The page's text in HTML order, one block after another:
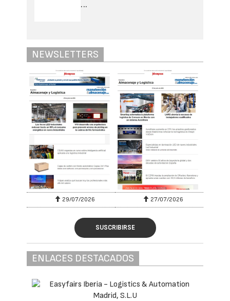
...
NEWSLETTERS
29/07/2026 27/07/2026
SUSCRIBIRSE
ENLACES DESTACADOS